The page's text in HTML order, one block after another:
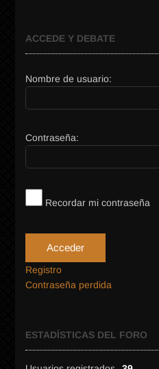
ACCEDE Y DEBATE
Nombre de usuario:
Contraseña:
Recordar mi contraseña
Acceder
Registro
Contraseña perdida
ESTADÍSTICAS DEL FORO